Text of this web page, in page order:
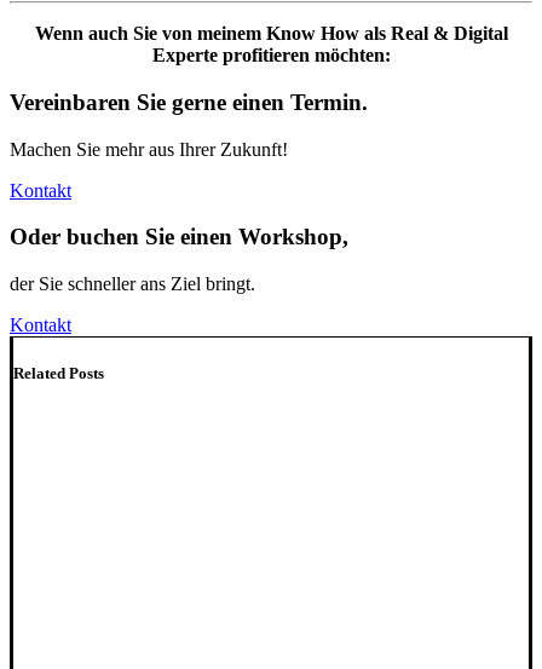
Wenn auch Sie von meinem Know How als Real & Digital
Experte profitieren möchten:
Vereinbaren Sie gerne einen Termin.
Machen Sie mehr aus Ihrer Zukunft!
Kontakt
Oder buchen Sie einen Workshop,
der Sie schneller ans Ziel bringt.
Kontakt
Related Posts